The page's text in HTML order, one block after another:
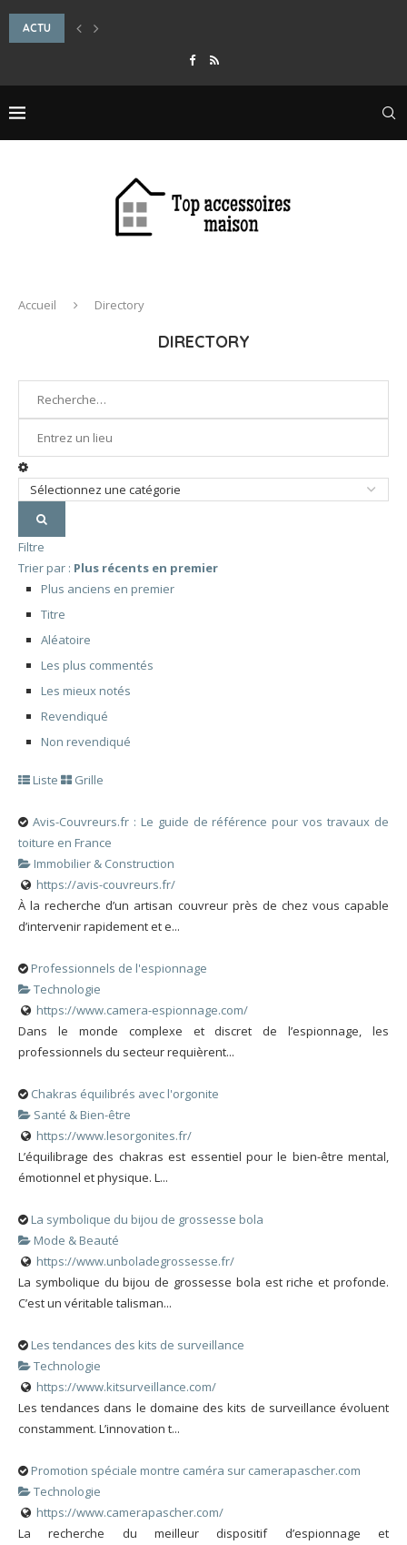
ACTU
COMMENT CRÉER UNE HAIE BRISE-VUE PERSISTANTE ET ESTHÉTIQUE
Accueil Directory
DIRECTORY
Filtre
Trier par : Plus récents en premier
Plus anciens en premier
Titre
Aléatoire
Les plus commentés
Les mieux notés
Revendiqué
Non revendiqué
Liste Grille
Avis-Couvreurs.fr : Le guide de référence pour vos travaux de
toiture en France
Immobilier & Construction
https://avis-couvreurs.fr/
À la recherche d’un artisan couvreur près de chez vous capable
d’intervenir rapidement et e...
Professionnels de l'espionnage
Technologie
https://www.camera-espionnage.com/
Dans le monde complexe et discret de l’espionnage, les
professionnels du secteur requièrent...
Chakras équilibrés avec l'orgonite
Santé & Bien-être
https://www.lesorgonites.fr/
L’équilibrage des chakras est essentiel pour le bien-être mental,
émotionnel et physique. L...
La symbolique du bijou de grossesse bola
Mode & Beauté
https://www.unboladegrossesse.fr/
La symbolique du bijou de grossesse bola est riche et profonde.
C’est un véritable talisman...
Les tendances des kits de surveillance
Technologie
https://www.kitsurveillance.com/
Les tendances dans le domaine des kits de surveillance évoluent
constamment. L’innovation t...
Promotion spéciale montre caméra sur camerapascher.com
Technologie
https://www.camerapascher.com/
La recherche du meilleur dispositif d’espionnage et